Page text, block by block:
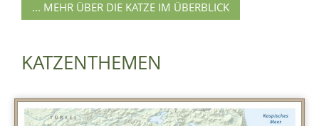
... MEHR ÜBER DIE KATZE IM ÜBERBLICK
KATZENTHEMEN